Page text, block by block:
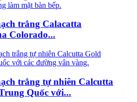
trắng Calacatta
Colorado...
trắng tự nhiên Calcutta
Quốc với...